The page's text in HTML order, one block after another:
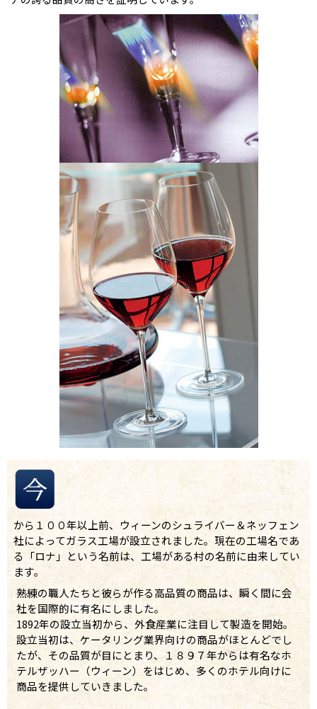
から１００年以上前、ウィーンのシュライバー＆ネッフェン
社によってガラス工場が設立されました。現在の工場名であ
る「ロナ」という名前は、工場がある村の名前に由来してい
ます。
熟練の職人たちと彼らが作る高品質の商品は、瞬く間に会
社を国際的に有名にしました。
1892年の設立当初から、外食産業に注目して製造を開始。
設立当初は、ケータリング業界向けの商品がほとんどでし
たが、その品質が目にとまり、１８９７年からは有名なホ
テルザッハー（ウィーン）をはじめ、多くのホテル向けに
商品を提供していきました。